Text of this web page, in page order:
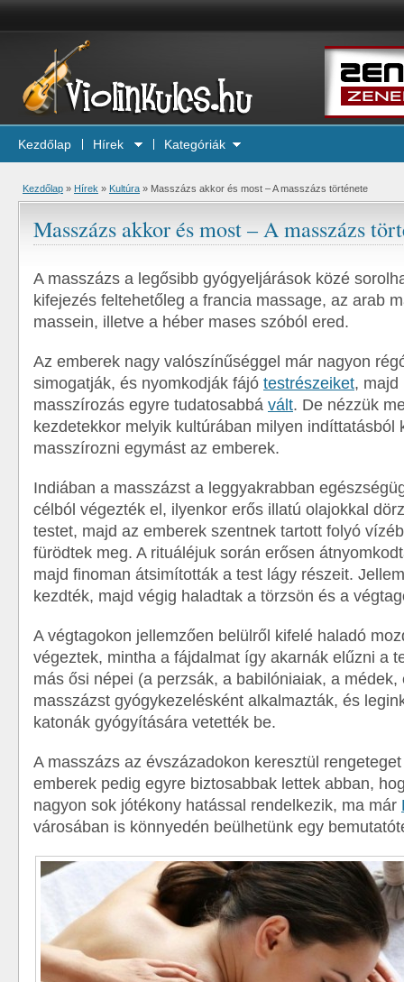
Kezdőlap Hírek Kategóriák
Kezdőlap » Hírek » Kultúra » Masszázs akkor és most – A masszázs története
Masszázs akkor és most – A masszázs
A masszázs a legősibb gyógyeljárások közé
kifejezés feltehetőleg a francia massage, az arab
massein, illetve a héber mases szóból ered.
Az emberek nagy valószínűséggel már nagyon
simogatják, és nyomkodják fájó testrészeiket, majd
masszírozás egyre tudatosabbá vált. De nézzük
kezdetekkor melyik kultúrában milyen indíttatásból
masszírozni egymást az emberek.
Indiában a masszázst a leggyakrabban
célból végezték el, ilyenkor erős illatú olajokkal
testet, majd az emberek szentnek tartott folyó
fürödtek meg. A rituáléjuk során erősen
majd finoman átsimították a test lágy részeit.
kezdték, majd végig haladtak a törzsön és a
A végtagokon jellemzően belülről kifelé haladó
végeztek, mintha a fájdalmat így akarnák elűzni a
más ősi népei (a perzsák, a babilóniaiak, a
masszázst gyógykezelésként alkalmazták, és
katonák gyógyítására vetették be.
A masszázs az évszázadokon keresztül
emberek pedig egyre biztosabbak lettek abban,
nagyon sok jótékony hatással rendelkezik, ma már
városában is könnyedén beülhetünk egy